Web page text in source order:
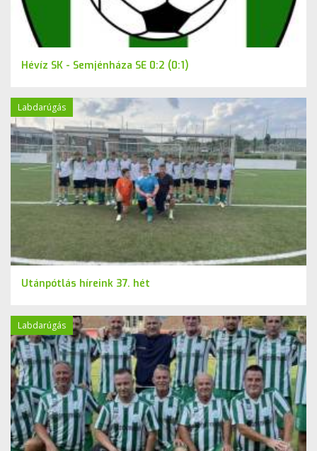
Hévíz SK - Semjénháza SE 0:2 (0:1)
Labdarúgás
Utánpótlás híreink 37. hét
Labdarúgás